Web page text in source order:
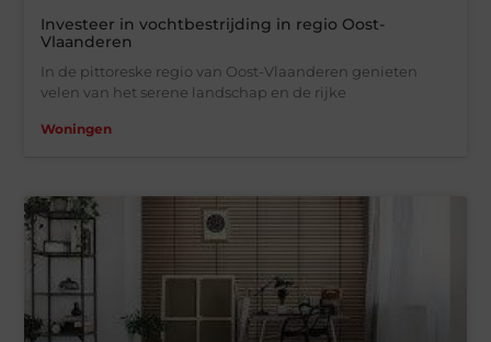
Investeer in vochtbestrijding in regio Oost-
Vlaanderen
In de pittoreske regio van Oost-Vlaanderen genieten
velen van het serene landschap en de rijke
Woningen